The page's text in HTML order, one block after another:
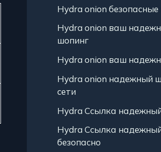
Hydra onion безопасные
Hydra onion ваш
шопинг
Hydra onion ваш
Hydra onion надежный
сети
Hydra Ссылка
Hydra Ссылка
безопасно